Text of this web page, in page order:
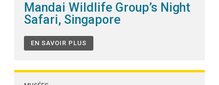
Mandai Wildlife Group’s Night
Safari, Singapore
EN SAVOIR PLUS